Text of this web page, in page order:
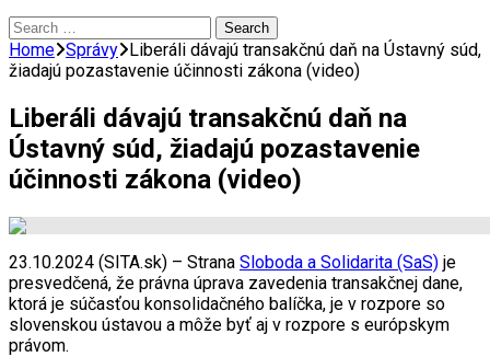
Search
for:
Home Správy Liberáli dávajú transakčnú daň na Ústavný súd,
žiadajú pozastavenie účinnosti zákona (video)
Liberáli dávajú transakčnú daň na
Ústavný súd, žiadajú pozastavenie
účinnosti zákona (video)
23.10.2024 (SITA.sk) – Strana Sloboda a Solidarita (SaS) je
presvedčená, že právna úprava zavedenia transakčnej dane,
ktorá je súčasťou konsolidačného balíčka, je v rozpore so
slovenskou ústavou a môže byť aj v rozpore s európskym
právom.